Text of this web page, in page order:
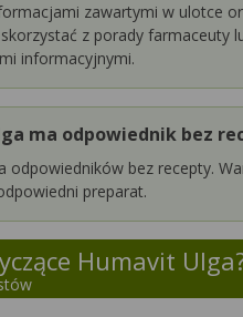
zawartymi w ulotce
z porady farmaceuty
informacyjnymi.
ma odpowiednik bez
odpowiedników bez recepty.
preparat.
Humavit Ulga